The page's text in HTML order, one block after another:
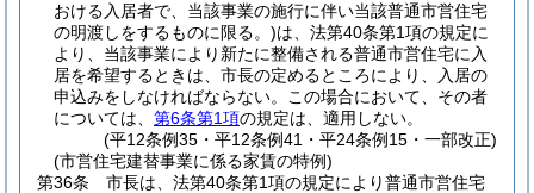
おける入居者で、当該事業の施行に伴い当該普通市営住宅
の明渡しをするものに限る。)は、法第40条第1項の規定に
より、当該事業により新たに整備される普通市営住宅に入
居を希望するときは、市長の定めるところにより、入居の
申込みをしなければならない。
この場合において、その者
については、 第6条第1項の規定は、適用しない。
(平12条例35・平12条例41・平24条例15・一部改正)
(市営住宅建替事業に係る家賃の特例)
第36条
市長は、法第40条第1項の規定により普通市営住宅